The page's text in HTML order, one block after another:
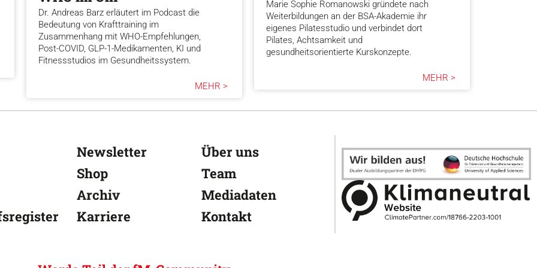
Dr. Andreas Barz erläutert im Podcast die
Bedeutung von Krafttraining im
Zusammenhang mit WHO-Empfehlungen,
Post-COVID, GLP-1-Medikamenten, KI und
Fitnessstudios im Gesundheitssystem.
MEHR >
Marie Sophie Romanowski gründete nach
Weiterbildungen an der BSA-Akademie ihr
eigenes Pilatesstudio und verbindet dort
Pilates, Achtsamkeit und
gesundheitsorientierte Kurskonzepte.
MEHR >
Newsletter
Shop
Archiv
Karriere
Über uns
Team
Mediadaten
Kontakt